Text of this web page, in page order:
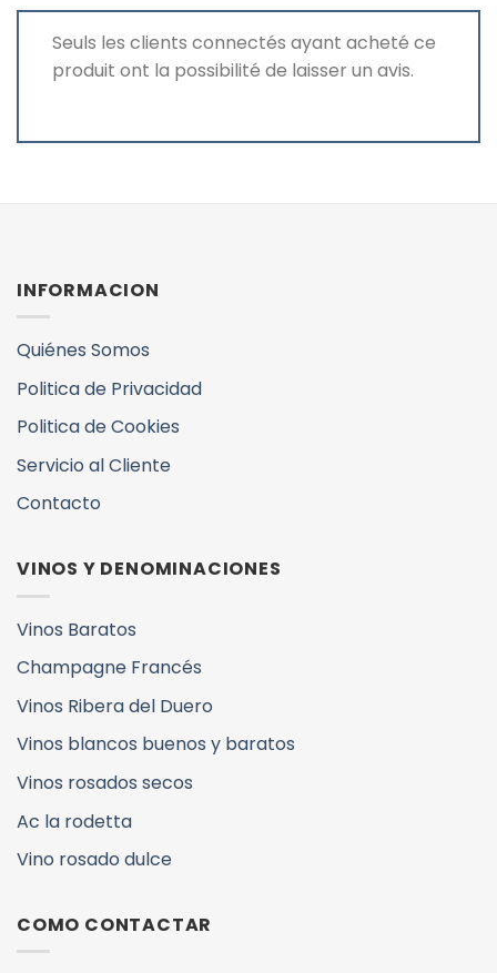
Seuls les clients connectés ayant acheté ce
produit ont la possibilité de laisser un avis.
INFORMACION
Quiénes Somos
Politica de Privacidad
Politica de Cookies
Servicio al Cliente
Contacto
VINOS Y DENOMINACIONES
Vinos Baratos
Champagne Francés
Vinos Ribera del Duero
Vinos blancos buenos y baratos
Vinos rosados secos
Ac la rodetta
Vino rosado dulce
COMO CONTACTAR